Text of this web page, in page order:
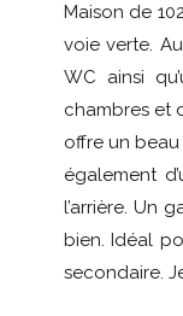
Maison de
voie verte.
WC ainsi
chambres et
offre un
également
l’arrière. Un
bien. Idéal
secondaire.